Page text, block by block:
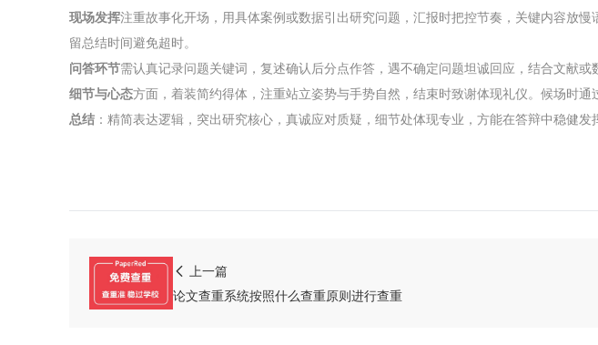
常见问题
公司介绍
关于我们
免责声明
现场发挥注重故事化开场，用具体案例或数据引出研究问题，汇报时把控节奏，关键内容放
留总结时间避免超时。
问答环节需认真记录问题关键词，复述确认后分点作答，遇不确定问题坦诚回应，结合文献或
细节与心态方面，着装简约得体，注重站立姿势与手势自然，结束时致谢体现礼仪。候场时
总结 ：精简表达逻辑，突出研究核心，真诚应对质疑，细节处体现专业，方能在答辩中稳健发
上一篇
论文查重系统按照什么查重原则进行查重